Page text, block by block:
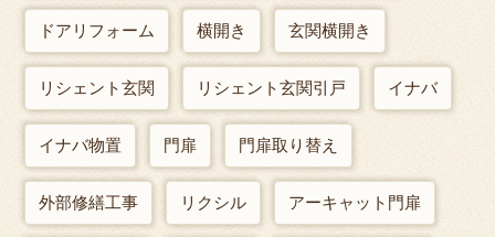
ドアリフォーム 横開き 玄関横開き
リシェント玄関 リシェント玄関引戸 イナバ
イナバ物置 門扉 門扉取り替え
外部修繕工事 リクシル アーキャット門扉